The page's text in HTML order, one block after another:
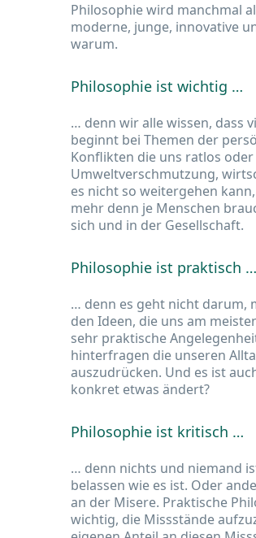
Philosophie wird manchmal
moderne, junge, innovative
warum.
Philosophie ist wichtig …
… denn wir alle wissen, dass
beginnt bei Themen der
Konflikten die uns ratlos
Umweltverschmutzung,
es nicht so weitergehen
mehr denn je Menschen
sich und in der Gesellschaft.
Philosophie ist praktisch …
… denn es geht nicht darum,
den Ideen, die uns am
sehr praktische
hinterfragen die unseren
auszudrücken. Und es ist
konkret etwas ändert?
Philosophie ist kritisch …
… denn nichts und niemand
belassen wie es ist. Oder
an der Misere. Praktische
wichtig, die Missstände